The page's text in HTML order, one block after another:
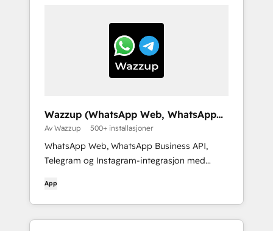
Wazzup (WhatsApp Web, WhatsApp
Business API and Telegram)
Av Wazzup 500+ installasjoner
WhatsApp Web, WhatsApp Business API,
Telegram og Instagram-integrasjon med
send tekstmeldinger fra HubSpot og lagre
alle meldinger i CRM
App